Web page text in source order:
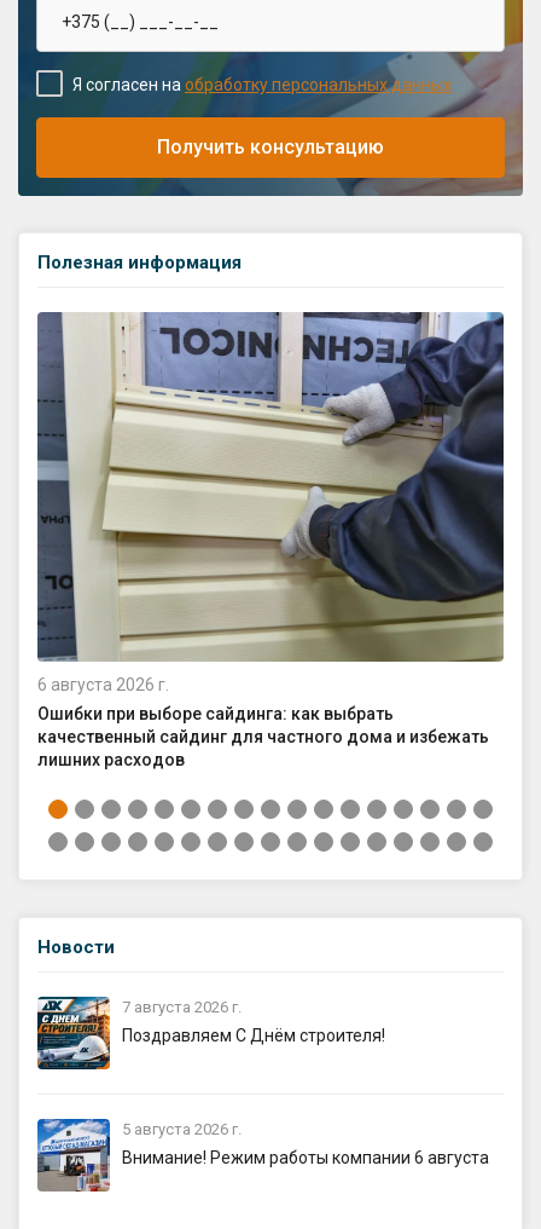
Новости
7 августа 2026 г.
Поздравляем С Днём строителя!
5 августа 2026 г.
Внимание! Режим работы компании 6 августа
Получить консультацию
Я согласен наобработку персональных данных
Полезная информация
6 августа 2026 г.
Ошибки при выборе сайдинга: как выбрать
качественный сайдинг для частного дома и избежать
лишних расходов